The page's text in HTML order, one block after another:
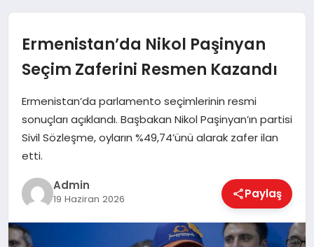
DÜNYA
EĞITIM
EKONOMI
MAGAZIN
Ermenistan’da Nikol Paşinyan
Seçim Zaferini Resmen Kazandı
Ermenistan’da parlamento seçimlerinin resmi
sonuçları açıklandı. Başbakan Nikol Paşinyan’ın partisi
Sivil Sözleşme, oyların %49,74’ünü alarak zafer ilan
etti.
Admin
19 Haziran 2026 Paylaş